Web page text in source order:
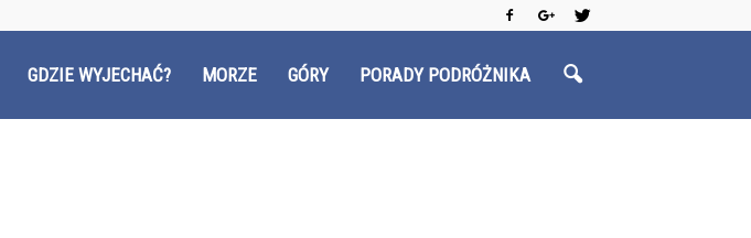
GDZIE WYJECHAĆ? MORZE GÓRY PORADY PODRÓŻNIKA